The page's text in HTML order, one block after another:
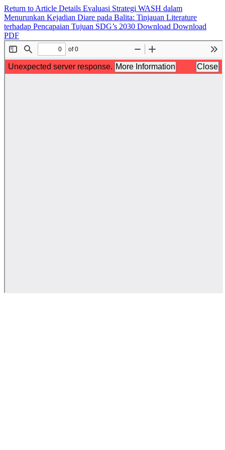
Return to Article Details Evaluasi Strategi WASH dalam
Menurunkan Kejadian Diare pada Balita: Tinjauan Literature
terhadap Pencapaian Tujuan SDG’s 2030 Download Download
PDF